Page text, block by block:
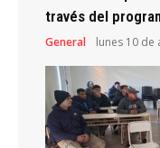
través del
General lunes 10 de